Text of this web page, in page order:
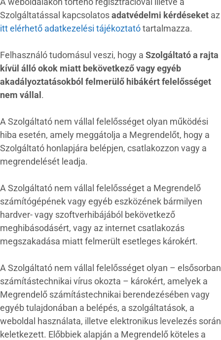
Szolgáltatással kapcsolatosadatvédelmi kérdéseket az
itt elérhető adatkezelési tájékoztatótartalmazza.
Felhasználó tudomásul veszi, hogy a Szolgáltató a rajta
kívül álló okok miatt bekövetkező vagy egyéb
akadályoztatásokból felmerülő hibákért felelősséget
nem vállal .
A Szolgáltató nem vállal felelősséget olyan működési
hiba esetén, amely meggátolja a Megrendelőt, hogy a
Szolgáltató honlapjára belépjen, csatlakozzon vagy a
megrendelését leadja.
A Szolgáltató nem vállal felelősséget a Megrendelő
számítógépének vagy egyéb eszközének bármilyen
hardver- vagy szoftverhibájából bekövetkező
meghibásodásért, vagy az internet csatlakozás
megszakadása miatt felmerült esetleges károkért.
A Szolgáltató nem vállal felelősséget olyan – elsősorban
számítástechnikai vírus okozta – károkért, amelyek a
Megrendelő számítástechnikai berendezésében vagy
egyéb tulajdonában a belépés, a szolgáltatások, a
weboldal használata, illetve elektronikus levelezés során
keletkezett. Előbbiek alapján a Megrendelő köteles a